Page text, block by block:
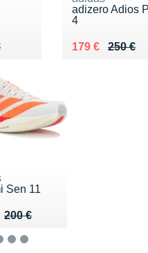
€
adizero Adios
4
250 €
Au lieu de 250
179 €
Vendu 179 €
Sen 11
200 €
de 200 €
153 €